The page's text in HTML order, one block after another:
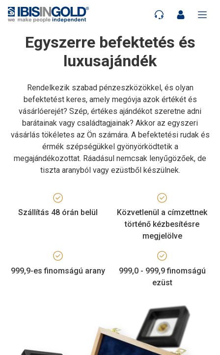
Egyszerre befektetés és
luxusajándék
Rendelkezik szabad pénzeszközökkel, és olyan
befektetést keres, amely megóvja azok értékét és
vásárlóerejét? Szép, értékes ajándékot szeretne adni
barátainak vagy családtagjainak? Akkor az egyszeri
vásárlás tökéletes az Ön számára. A befektetési rudak és
érmék szépségükkel gyönyörködtetik a
megajándékozottat. Ráadásul nemcsak lenyűgözőek, de
tiszta aranyból vagy ezüstből készülnek.
Szállítás 48 órán belül
Közvetlenül a címzettnek
történő kézbesítésre
megjelölve
999,9-es finomságú arany
999,0 - 999,9 finomságú
ezüst